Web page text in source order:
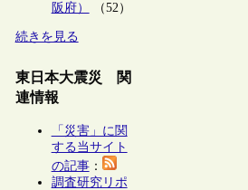
阪府）
（52）
続きを見る
東日本大震災 関
連情報
「災害」に関
する当サイト
の記事：
調査研究リポ